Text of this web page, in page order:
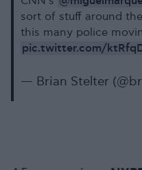
sort of stuff around
this many police
pic.twitter.com/
— Brian Stelter